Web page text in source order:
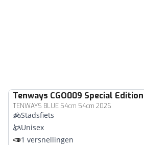
Tenways CGO009 Special Edition
TENWAYS BLUE 54cm 54cm 2026
Stadsfiets
Unisex
1 versnellingen